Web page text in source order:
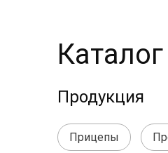
Каталог
Продукция
Прицепы